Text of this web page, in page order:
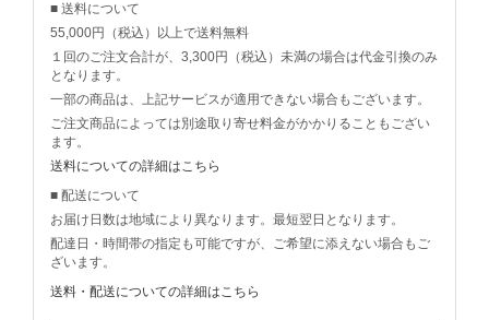
■ 送料について
55,000円（税込）以上で送料無料
１回のご注文合計が、3,300円（税込）未満の場合は代金引換のみ
となります。
一部の商品は、上記サービスが適用できない場合もございます。
ご注文商品によっては別途取り寄せ料金がかかりることもござい
ます。
送料についての詳細はこちら
■ 配送について
お届け日数は地域により異なります。最短翌日となります。
配達日・時間帯の指定も可能ですが、ご希望に添えない場合もご
ざいます。
送料・配送についての詳細はこちら